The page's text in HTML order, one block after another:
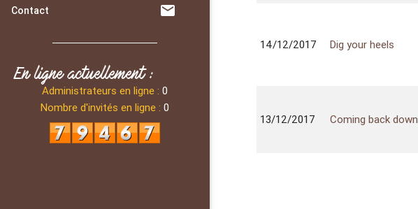
email
Contact
En ligne actuellement :
Administrateurs en ligne : 0
Nombre d'invités en ligne : 0
14/12/2017 Dig your heels
13/12/2017 Coming back